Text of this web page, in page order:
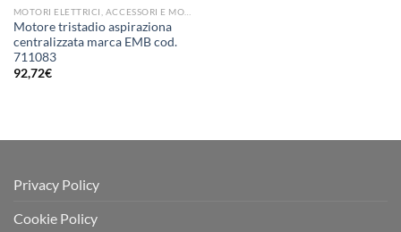
Motore tristadio aspiraziona
centralizzata marca EMB cod.
711083
92,72€
Privacy Policy
Cookie Policy